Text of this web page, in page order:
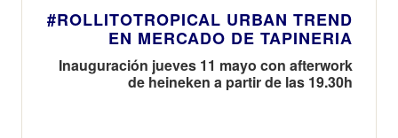
#ROLLITOTROPICAL URBAN TREND
EN MERCADO DE TAPINERIA
Inauguración jueves 11 mayo con afterwork
de heineken a partir de las 19.30h